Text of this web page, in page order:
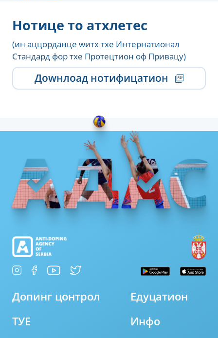
Нотице то атхлетес
(ин аццорданце wитх тхе Интернатионал
Стандард фор тхе Протецтион оф Привацy)
Доwнлоад нотифицатион
Допинг цонтрол
ТУЕ
Едуцатион
Инфо